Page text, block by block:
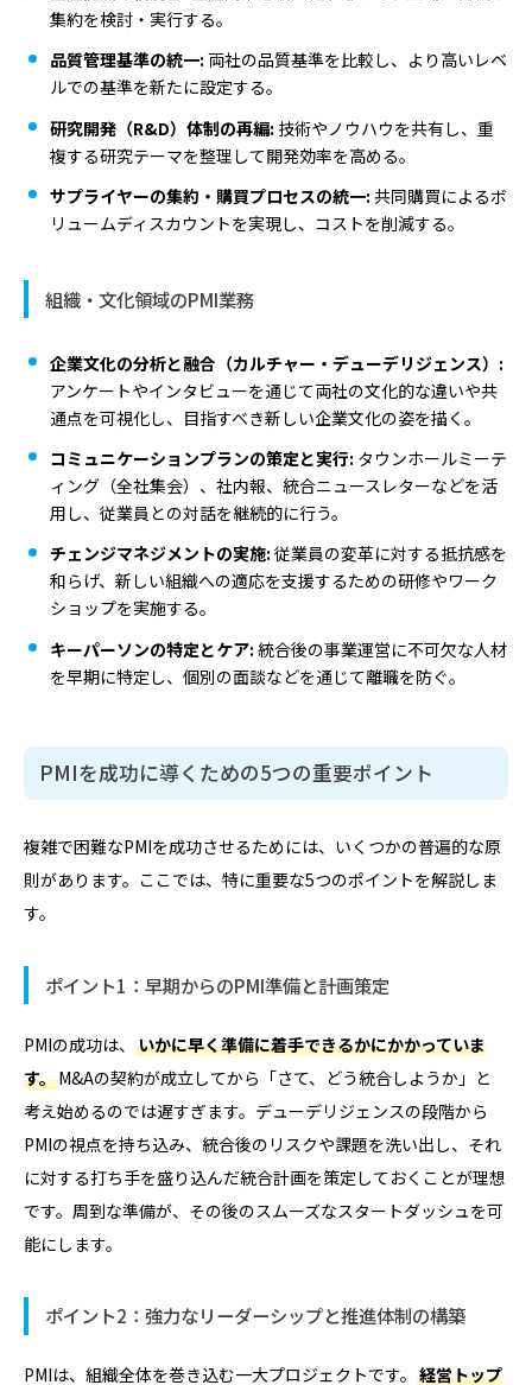
集約を検討・実行する。
品質管理基準の統一: 両社の品質基準を比較し、より高いレベ
ルでの基準を新たに設定する。
研究開発（R&D）体制の再編: 技術やノウハウを共有し、重
複する研究テーマを整理して開発効率を高める。
サプライヤーの集約・購買プロセスの統一: 共同購買によるボ
リュームディスカウントを実現し、コストを削減する。
組織・文化領域のPMI業務
企業文化の分析と融合（カルチャー・デューデリジェンス）:
アンケートやインタビューを通じて両社の文化的な違いや共
通点を可視化し、目指すべき新しい企業文化の姿を描く。
コミュニケーションプランの策定と実行: タウンホールミーテ
ィング（全社集会）、社内報、統合ニュースレターなどを活
用し、従業員との対話を継続的に行う。
チェンジマネジメントの実施: 従業員の変革に対する抵抗感を
和らげ、新しい組織への適応を支援するための研修やワーク
ショップを実施する。
キーパーソンの特定とケア: 統合後の事業運営に不可欠な人材
を早期に特定し、個別の面談などを通じて離職を防ぐ。
PMIを成功に導くための5つの重要ポイント
複雑で困難なPMIを成功させるためには、いくつかの普遍的な原
則があります。ここでは、特に重要な5つのポイントを解説しま
す。
ポイント1：早期からのPMI準備と計画策定
PMIの成功は、
いかに早く準備に着手できるかにかかっていま
す。M&Aの契約が成立してから「さて、どう統合しようか」と
考え始めるのでは遅すぎます。デューデリジェンスの段階から
PMIの視点を持ち込み、統合後のリスクや課題を洗い出し、それ
に対する打ち手を盛り込んだ統合計画を策定しておくことが理想
です。周到な準備が、その後のスムーズなスタートダッシュを可
能にします。
ポイント2：強力なリーダーシップと推進体制の構築
PMIは、組織全体を巻き込む一大プロジェクトです。 経営トップ